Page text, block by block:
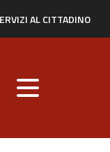
AL CITTADINO